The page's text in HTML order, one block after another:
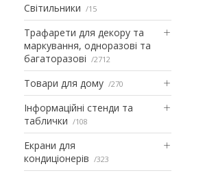
Світильники 15
Трафарети для декору та
маркування, одноразові та
багаторазові
2712
Товари для дому 270
Інформаційні стенди та
таблички
108
Екрани для
кондиціонерів
323